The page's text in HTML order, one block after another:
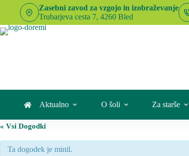
Zasebni zavod za vzgojo in izobraževanje
Trubarjeva cesta 7, 4260 Bled
Aktualno O šoli Za starše
« Vsi Dogodki
Ta dogodek je minil.